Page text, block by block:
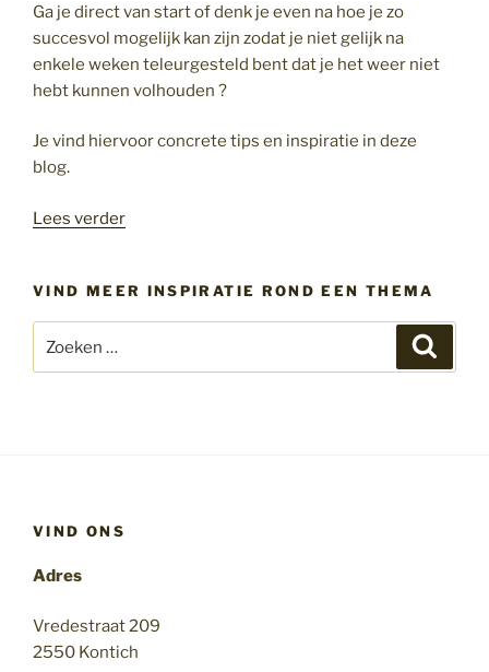
Ga je direct van start of denk je even na hoe je zo
succesvol mogelijk kan zijn zodat je niet gelijk na
enkele weken teleurgesteld bent dat je het weer niet
hebt kunnen volhouden ?
Je vind hiervoor concrete tips en inspiratie in deze
blog.
Lees verder“Duik
gelijk
in
VIND MEER INSPIRATIE ROND EEN THEMA
naar:
VIND ONS
Adres
Vredestraat 209
2550 Kontich